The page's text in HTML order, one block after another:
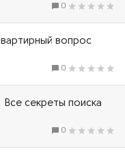
0
вопрос
0
Все секреты поиска
0